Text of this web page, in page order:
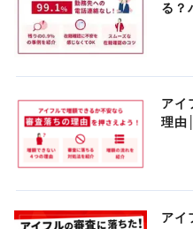
る？
アイ
理由
アイ